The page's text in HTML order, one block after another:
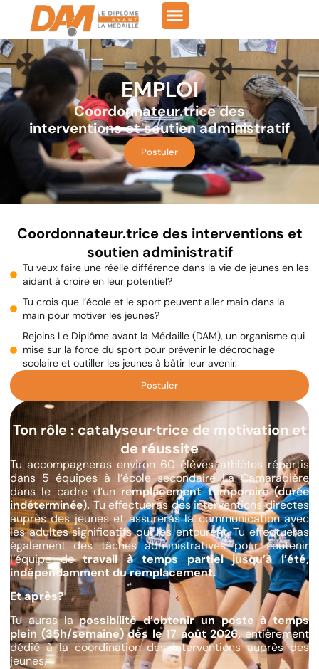
EMPLOI
Coordonnateur.trice des
interventions et soutien administratif
Postuler
Coordonnateur.trice des interventions et
soutien administratif
Tu veux faire une réelle différence dans la vie de jeunes en les
aidant à croire en leur potentiel?
Tu crois que l’école et le sport peuvent aller main dans la
main pour motiver les jeunes?
Rejoins Le Diplôme avant la Médaille (DAM), un organisme qui
mise sur la force du sport pour prévenir le décrochage
scolaire et outiller les jeunes à bâtir leur avenir.
Postuler
Ton rôle : catalyseur·trice de motivation et
de réussite
Tu accompagneras environ 60 élèves-athlètes répartis
dans 5 équipes à l’école secondaire La Camaradière
dans le cadre d’un remplacement temporaire (durée
indéterminée). Tu effectueras des interventions directes
auprès des jeunes et assureras la communication avec
les adultes significatifs qui les entourent. Tu effectueras
également des tâches administratives pour soutenir
l’équipe detravail à temps partiel jusqu’à l’été,
indépendamment du remplacement.
Et après?
Tu auras lapossibilité d’obtenir un poste à temps
plein (35h/semaine) dès le 17 août 2026,entièrement
dédié à la coordination des interventions auprès des
jeunes.